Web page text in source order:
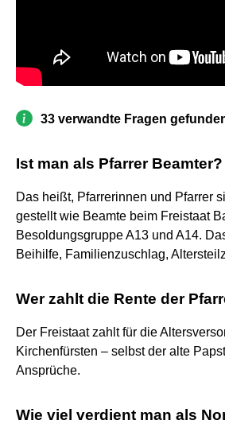
33 verwandte Fragen
Ist man als Pfarrer Beamter?
Das heißt, Pfarrerinnen und Pfarrer
gestellt wie Beamte beim Freistaat
Besoldungsgruppe A13 und A14.
Beihilfe, Familienzuschlag,
Wer zahlt die Rente der
Der Freistaat zahlt für die
Kirchenfürsten – selbst der alte
Ansprüche.
Wie viel verdient man als